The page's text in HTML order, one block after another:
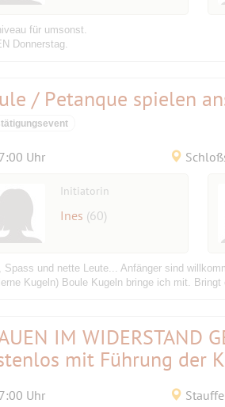
für umsonst.
Donnerstag.
/ Petanque spielen
Uhr
Initiatorin
Ines (60)
Spass und nette Leute... Anfänger sind
Kugeln) Boule Kugeln bringe ich mit.
IM WIDERSTAND
mit Führung der
Uhr